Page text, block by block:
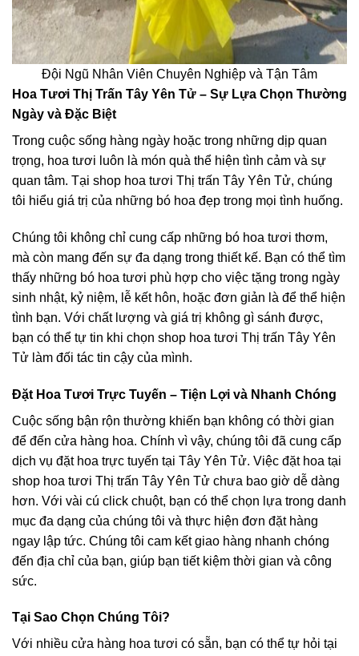
Đội Ngũ Nhân Viên Chuyên Nghiệp và Tận Tâm
Hoa Tươi Thị Trấn Tây Yên Tử – Sự Lựa Chọn Thường
Ngày và Đặc Biệt
Trong cuộc sống hàng ngày hoặc trong những dịp quan
trọng, hoa tươi luôn là món quà thể hiện tình cảm và sự
quan tâm. Tại shop hoa tươi Thị trấn Tây Yên Tử, chúng
tôi hiểu giá trị của những bó hoa đẹp trong mọi tình huống.
Chúng tôi không chỉ cung cấp những bó hoa tươi thơm,
mà còn mang đến sự đa dạng trong thiết kế. Bạn có thể tìm
thấy những bó hoa tươi phù hợp cho việc tặng trong ngày
sinh nhật, kỷ niệm, lễ kết hôn, hoặc đơn giản là để thể hiện
tình bạn. Với chất lượng và giá trị không gì sánh được,
bạn có thể tự tin khi chọn shop hoa tươi Thị trấn Tây Yên
Tử làm đối tác tin cậy của mình.
Đặt Hoa Tươi Trực Tuyến – Tiện Lợi và Nhanh Chóng
Cuộc sống bận rộn thường khiến bạn không có thời gian
để đến cửa hàng hoa. Chính vì vậy, chúng tôi đã cung cấp
dịch vụ đặt hoa trực tuyến tại Tây Yên Tử. Việc đặt hoa tại
shop hoa tươi Thị trấn Tây Yên Tử chưa bao giờ dễ dàng
hơn. Với vài cú click chuột, bạn có thể chọn lựa trong danh
mục đa dạng của chúng tôi và thực hiện đơn đặt hàng
ngay lập tức. Chúng tôi cam kết giao hàng nhanh chóng
đến địa chỉ của bạn, giúp bạn tiết kiệm thời gian và công
sức.
Tại Sao Chọn Chúng Tôi?
Với nhiều cửa hàng hoa tươi có sẵn, bạn có thể tự hỏi tại